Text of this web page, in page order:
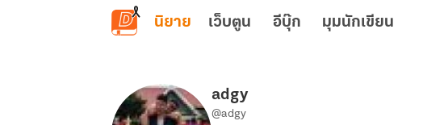
ข้ามไปยังเนื้อหาหลัก
นิยาย เว็บตูน อีบุ๊ก มุมนักเขียน
adgy
@adgy